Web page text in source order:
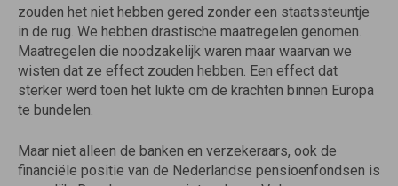
zouden het niet hebben gered zonder een staatssteuntje
in de rug. We hebben drastische maatregelen genomen.
Maatregelen die noodzakelijk waren maar waarvan we
wisten dat ze effect zouden hebben. Een effect dat
sterker werd toen het lukte om de krachten binnen Europa
te bundelen.
Maar niet alleen de banken en verzekeraars, ook de
financiële positie van de Nederlandse pensioenfondsen is